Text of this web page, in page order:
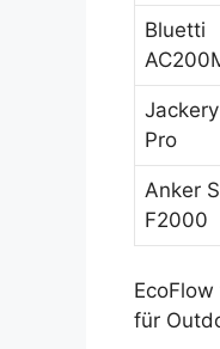
Bluetti
Pro
Anker
F2000
für